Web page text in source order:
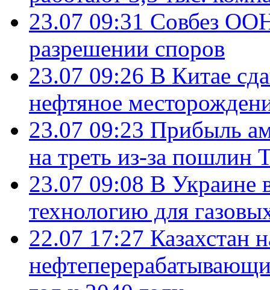
23.07 09:31 Совбез
разрешении споров
23.07 09:26 В Китае
нефтяное
23.07 09:23 Прибыль
на треть из-за пошлин
23.07 09:08 В Украине
технологию для
22.07 17:27 Казахстан